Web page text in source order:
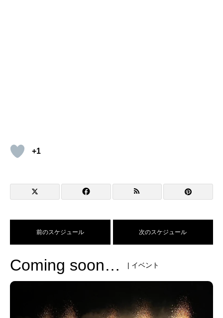
+1
前のスケジュール 次のスケジュール
Coming soon… | イベント